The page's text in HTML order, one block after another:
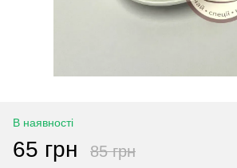
В наявності
65 грн 85 грн